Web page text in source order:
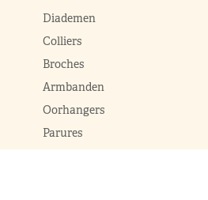
Diademen
Colliers
Broches
Armbanden
Oorhangers
Parures